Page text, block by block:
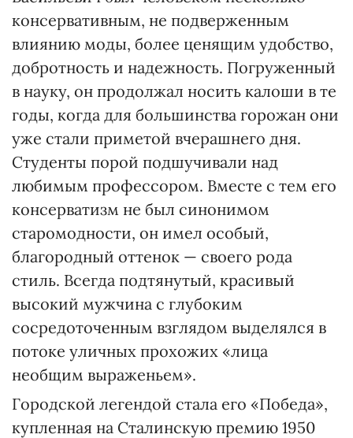
консервативным, не подверженным
влиянию моды, более ценящим удобство,
добротность и надежность. Погруженный
в науку, он продолжал носить калоши в те
годы, когда для большинства горожан они
уже стали приметой вчерашнего дня.
Студенты порой подшучивали над
любимым профессором. Вместе с тем его
консерватизм не был синонимом
старомодности, он имел особый,
благородный оттенок — своего рода
стиль. Всегда подтянутый, красивый
высокий мужчина с глубоким
сосредоточенным взглядом выделялся в
потоке уличных прохожих «лица
необщим выраженьем».
Городской легендой стала его «Победа»,
купленная на Сталинскую премию 1950